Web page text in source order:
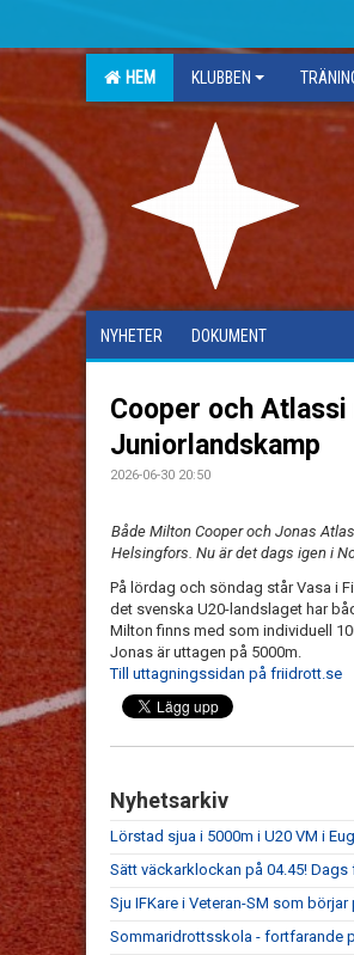
HEM KLUBBEN
NYHETER DOKUMENT
Cooper och
Juniorlandskamp
2026-06-30 20:50
Både Milton Cooper och Jonas
Helsingfors. Nu är det dags igen i
På lördag och söndag står Vasa i
det svenska U20-landslaget har
Milton finns med som individuell
Jonas är uttagen på 5000m.
Till uttagningssidan på friidrott.se
Nyhetsarkiv
Lörstad sjua i 5000m i U20 VM i
Sätt väckarklockan på 04.45! Dags
Sju IFKare i Veteran-SM som
Sommaridrottsskola - fortfarande